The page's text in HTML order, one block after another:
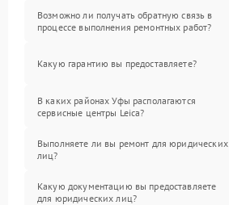
Возможно ли получать обратную связь в
процессе выполнения ремонтных работ?
Какую гарантию вы предоставляете?
В каких районах Уфы располагаются
сервисные центры Leica?
Выполняете ли вы ремонт для юридических
лиц?
Какую документацию вы предоставляете
для юридических лиц?